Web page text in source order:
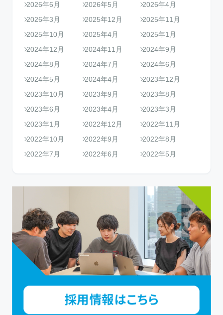
2026年6月 2026年5月
2026年4月
2026年3月
2025年12月
2025年11月
2025年10月
2025年4月
2025年1月
2024年12月
2024年11月
2024年9月
2024年8月
2024年7月
2024年6月
2024年5月
2024年4月
2023年12月
2023年10月
2023年9月
2023年8月
2023年6月
2023年4月
2023年3月
2023年1月
2022年12月
2022年11月
2022年10月
2022年9月
2022年8月
2022年7月
2022年6月 2022年5月